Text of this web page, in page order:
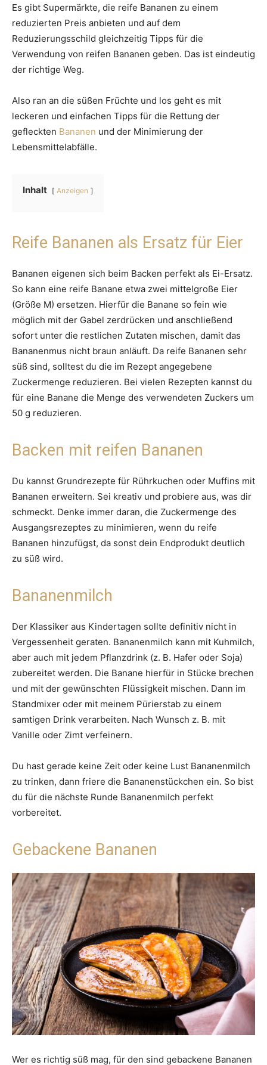
Es gibt Supermärkte, die reife Bananen zu einem
reduzierten Preis anbieten und auf dem
Reduzierungsschild gleichzeitig Tipps für die
Verwendung von reifen Bananen geben. Das ist eindeutig
der richtige Weg.
Also ran an die süßen Früchte und los geht es mit
leckeren und einfachen Tipps für die Rettung der
gefleckten Bananen und der Minimierung der
Lebensmittelabfälle.
Inhalt Anzeigen
Reife Bananen als Ersatz für Eier
Bananen eigenen sich beim Backen perfekt als Ei-Ersatz.
So kann eine reife Banane etwa zwei mittelgroße Eier
(Größe M) ersetzen. Hierfür die Banane so fein wie
möglich mit der Gabel zerdrücken und anschließend
sofort unter die restlichen Zutaten mischen, damit das
Bananenmus nicht braun anläuft. Da reife Bananen sehr
süß sind, solltest du die im Rezept angegebene
Zuckermenge reduzieren. Bei vielen Rezepten kannst du
für eine Banane die Menge des verwendeten Zuckers um
50 g reduzieren.
Backen mit reifen Bananen
Du kannst Grundrezepte für Rührkuchen oder Muffins mit
Bananen erweitern. Sei kreativ und probiere aus, was dir
schmeckt. Denke immer daran, die Zuckermenge des
Ausgangsrezeptes zu minimieren, wenn du reife
Bananen hinzufügst, da sonst dein Endprodukt deutlich
zu süß wird.
Bananenmilch
Der Klassiker aus Kindertagen sollte definitiv nicht in
Vergessenheit geraten. Bananenmilch kann mit Kuhmilch,
aber auch mit jedem Pflanzdrink (z. B. Hafer oder Soja)
zubereitet werden. Die Banane hierfür in Stücke brechen
und mit der gewünschten Flüssigkeit mischen. Dann im
Standmixer oder mit meinem Pürierstab zu einem
samtigen Drink verarbeiten. Nach Wunsch z. B. mit
Vanille oder Zimt verfeinern.
Du hast gerade keine Zeit oder keine Lust Bananenmilch
zu trinken, dann friere die Bananenstückchen ein. So bist
du für die nächste Runde Bananenmilch perfekt
vorbereitet.
Gebackene Bananen
Wer es richtig süß mag, für den sind gebackene Bananen